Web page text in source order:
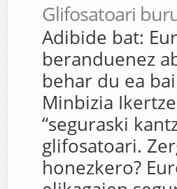
Glifosatoari
Adibide bat:
beranduenez
behar du ea
Minbizia
“seguraski
glifosatoari.
honezkero?